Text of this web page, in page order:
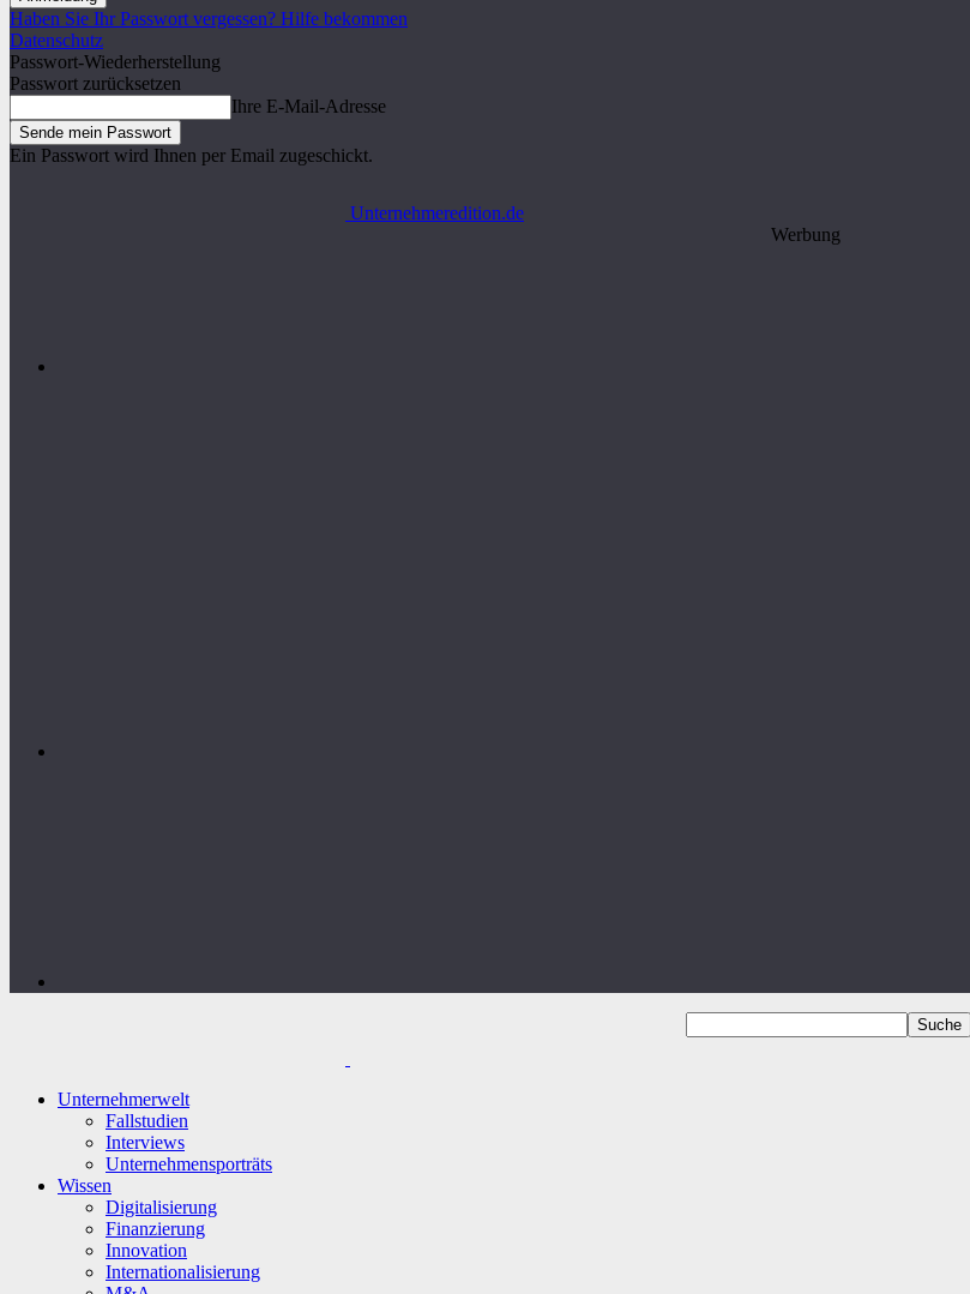
Haben Sie Ihr Passwort vergessen? Hilfe bekommen
Datenschutz
Passwort-Wiederherstellung
Passwort zurücksetzen
Ihre E-Mail-Adresse
Ein Passwort wird Ihnen per Email zugeschickt.
Unternehmeredition.de
Werbung
Unternehmerwelt
Fallstudien
Interviews
Unternehmensporträts
Wissen
Digitalisierung
Finanzierung
Innovation
Internationalisierung